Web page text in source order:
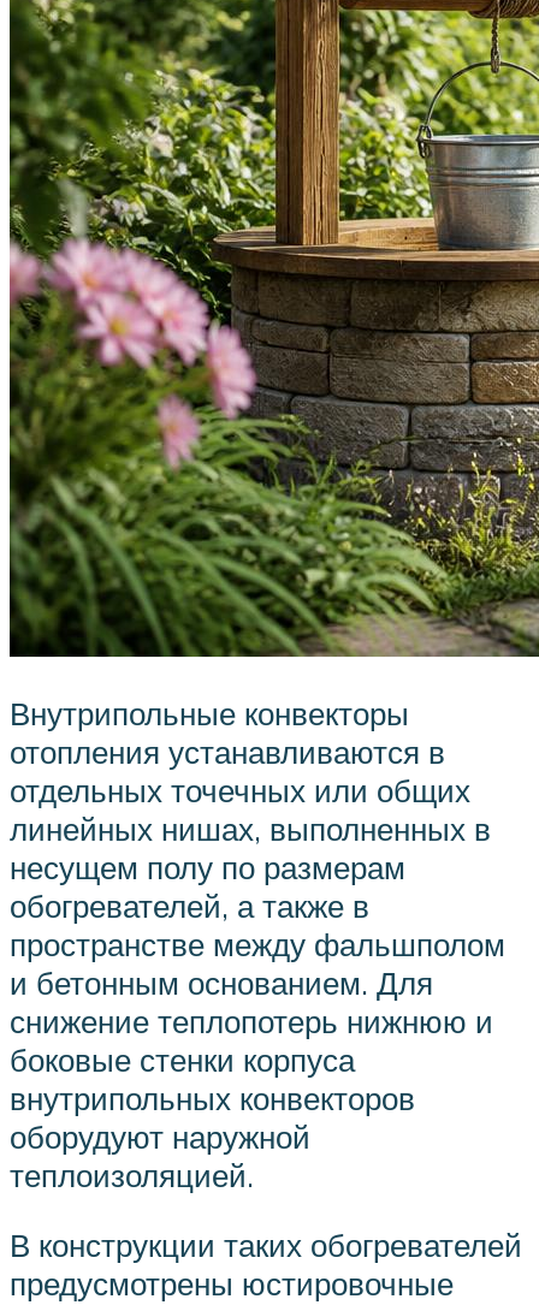
Внутрипольные конвекторы
отопления устанавливаются в
отдельных точечных или общих
линейных нишах, выполненных в
несущем полу по размерам
обогревателей, а также в
пространстве между фальшполом
и бетонным основанием. Для
снижение теплопотерь нижнюю и
боковые стенки корпуса
внутрипольных конвекторов
оборудуют наружной
теплоизоляцией.
В конструкции таких обогревателей
предусмотрены юстировочные